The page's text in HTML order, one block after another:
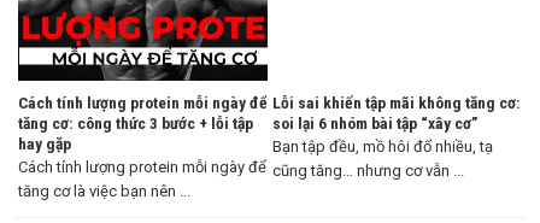
Cách tính lượng protein mỗi ngày để
tăng cơ: công thức 3 bước + lỗi tập
hay gặp
Cách tính lượng protein mỗi ngày để
tăng cơ là việc bạn nên ...
Lỗi sai khiến tập mãi không tăng cơ:
soi lại 6 nhóm bài tập “xây cơ”
Bạn tập đều, mồ hôi đổ nhiều, tạ
cũng tăng… nhưng cơ vẫn ...